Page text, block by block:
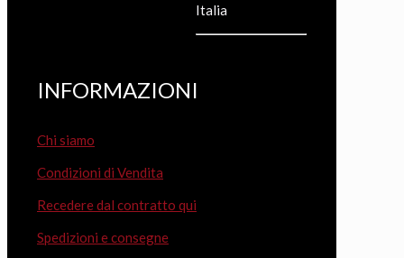
Italia
INFORMAZIONI
Chi siamo
Condizioni di Vendita
Recedere dal contratto qui
Spedizioni e consegne